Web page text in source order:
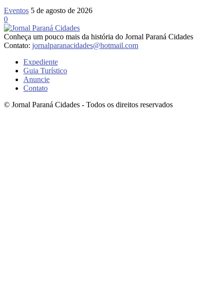
Eventos 5 de agosto de 2026
0
Conheça um pouco mais da história do Jornal Paraná Cidades
Contato: jornalparanacidades@hotmail.com
Expediente
Guia Turístico
Anuncie
Contato
© Jornal Paraná Cidades - Todos os direitos reservados